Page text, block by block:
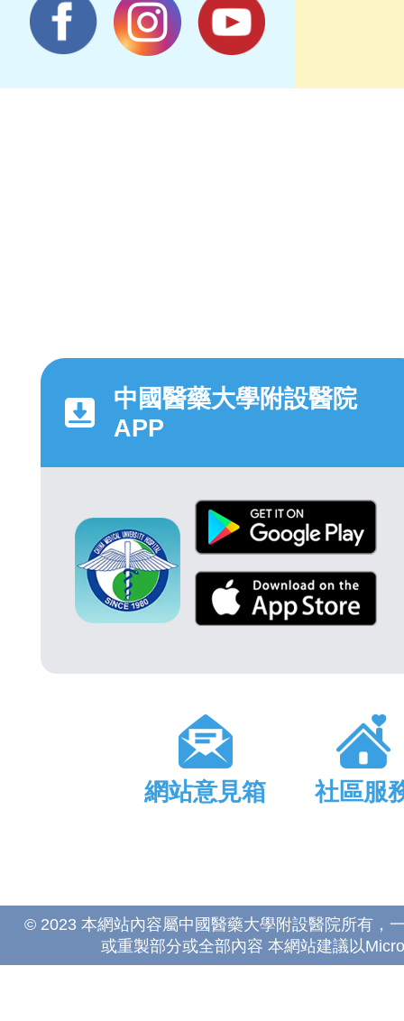
中國醫藥大學附設醫院
APP
網站意見箱 社區服
© 2023 本網站內容屬中國醫藥大學附設醫院所有，
或重製部分或全部內容 本網站建議以